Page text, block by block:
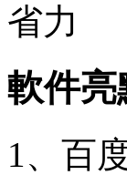
省力
軟件亮
1、百